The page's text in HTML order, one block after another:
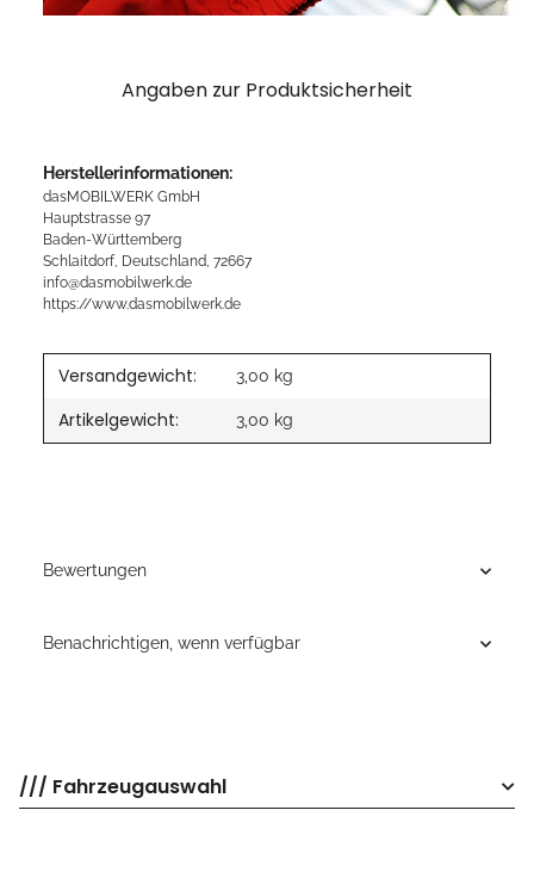
Angaben zur Produktsicherheit
Herstellerinformationen:
dasMOBILWERK GmbH
Hauptstrasse 97
Baden-Württemberg
Schlaitdorf, Deutschland, 72667
info@dasmobilwerk.de
https://www.dasmobilwerk.de
Versandgewicht: 3,00 kg
Artikelgewicht: 3,00 kg
Bewertungen
Benachrichtigen, wenn verfügbar
/// Fahrzeugauswahl